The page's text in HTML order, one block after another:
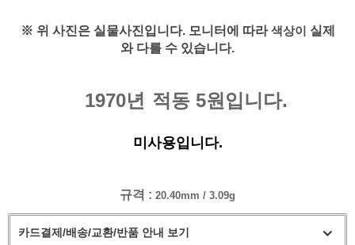
※ 위 사진은 실물사진입니다. 모니터에 따라색상이 실제
와 다를 수 있습니다.
1970년 적동 5원입니다.
미사용입니다.
규격 : 20.40mm / 3.09g
카드결제/배송/교환/반품 안내 보기